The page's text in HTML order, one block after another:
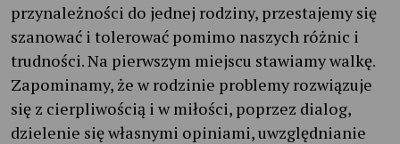
przynależności do jednej rodziny, przestajemy się
szanować i tolerować pomimo naszych różnic i
trudności. Na pierwszym miejscu stawiamy walkę.
Zapominamy, że w rodzinie problemy rozwiązuje
się z cierpliwością i w miłości, poprzez dialog,
dzielenie się własnymi opiniami, uwzględnianie